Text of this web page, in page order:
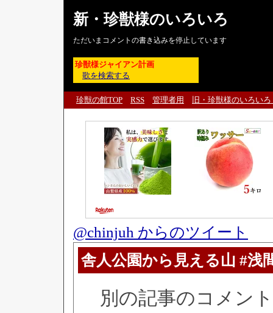
新・珍獣様のいろいろ
ただいまコメントの書き込みを停止しています
珍獣様ジャイアン計画
歌を検索する
珍獣の館TOP RSS 管理者用 旧・珍獣様のいろい
@chinjuh からのツイート
舎人公園から見える山 #浅
別の記事のコメン